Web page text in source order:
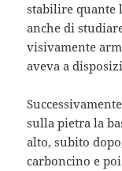
stabilire quante
anche di
visivamente
aveva a
sulla pietra la
alto, subito
carboncino e